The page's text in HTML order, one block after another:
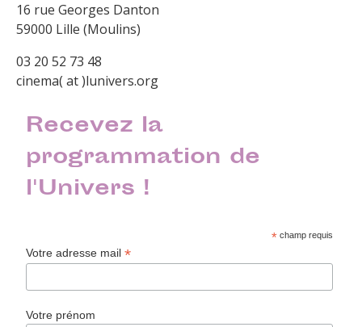
16 rue Georges Danton
59000 Lille (Moulins)
03 20 52 73 48
cinema( at )lunivers.org
Recevez la
programmation de
l'Univers !
* champ requis
Votre adresse mail*
Votre prénom